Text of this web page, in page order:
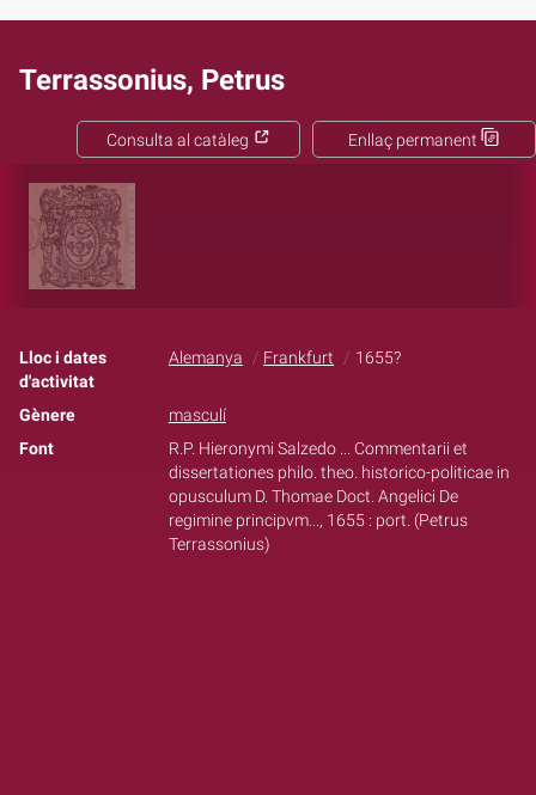
Terrassonius, Petrus
Enllaç permanent
Consulta al catàleg
Lloc i dates
d'activitat
Alemanya Frankfurt 1655?
Gènere
masculí
Font
R.P. Hieronymi Salzedo ... Commentarii et
dissertationes philo. theo. historico-politicae in
opusculum D. Thomae Doct. Angelici De
regimine principvm..., 1655 : port. (Petrus
Terrassonius)